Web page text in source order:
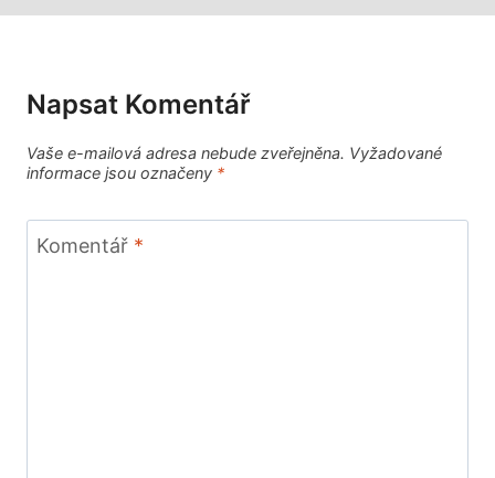
Napsat Komentář
Vaše e-mailová adresa nebude zveřejněna. Vyžadované
informace jsou označeny *
Komentář *